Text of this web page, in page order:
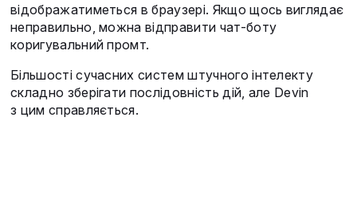
відображатиметься в браузері. Якщо щось виглядає
неправильно, можна відправити чат-боту
коригувальний промт.
Більшості сучасних систем штучного інтелекту
складно зберігати послідовність дій, але Devin
з цим справляється.